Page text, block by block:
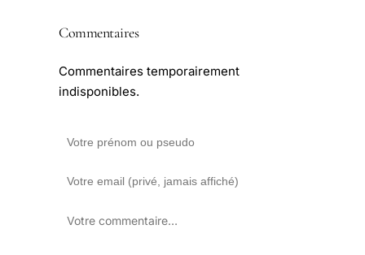
Commentaires
Commentaires temporairement
indisponibles.